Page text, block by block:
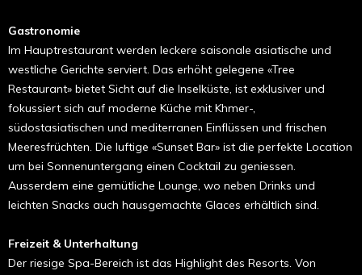
Gastronomie
Im Hauptrestaurant werden leckere saisonale asiatische und
westliche Gerichte serviert. Das erhöht gelegene «Tree
Restaurant» bietet Sicht auf die Inselküste, ist exklusiver und
fokussiert sich auf moderne Küche mit Khmer-,
südostasiatischen und mediterranen Einflüssen und frischen
Meeresfrüchten. Die luftige «Sunset Bar» ist die perfekte Location
um bei Sonnenuntergang einen Cocktail zu geniessen.
Ausserdem eine gemütliche Lounge, wo neben Drinks und
leichten Snacks auch hausgemachte Glaces erhältlich sind.
Freizeit & Unterhaltung
Der riesige Spa-Bereich ist das High­­­light des Resorts. Von